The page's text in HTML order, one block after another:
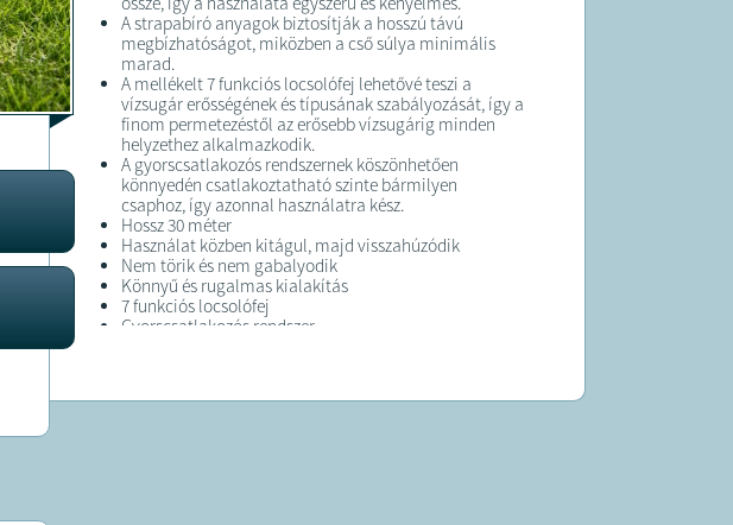
A strapabíró anyagok biztosítják a hosszú távú
megbízhatóságot, miközben a cső súlya minimális
marad.
A mellékelt 7 funkciós locsolófej lehetővé teszi a
vízsugár erősségének és típusának szabályozását, így a
finom permetezéstől az erősebb vízsugárig minden
helyzethez alkalmazkodik.
A gyorscsatlakozós rendszernek köszönhetően
könnyedén csatlakoztatható szinte bármilyen
csaphoz, így azonnal használatra kész.
Hossz 30 méter
Használat közben kitágul, majd visszahúzódik
Nem törik és nem gabalyodik
Könnyű és rugalmas kialakítás
7 funkciós locsolófej
Gyorscsatlakozós rendszer